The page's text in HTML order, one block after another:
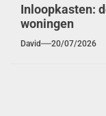
Inloopkasten:
woningen
David 20/07/2026